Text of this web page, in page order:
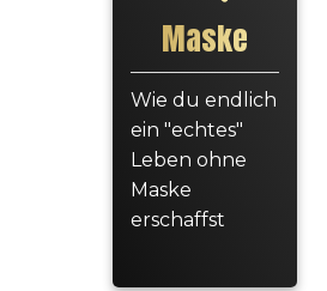
Maske
Wie du endlich
ein "echtes"
Leben ohne
Maske
erschaffst